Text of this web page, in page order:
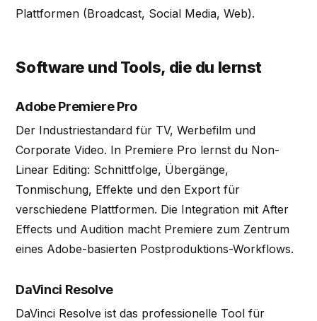
Plattformen (Broadcast, Social Media, Web).
Software und Tools, die du lernst
Adobe Premiere Pro
Der Industriestandard für TV, Werbefilm und
Corporate Video. In Premiere Pro lernst du Non-
Linear Editing: Schnittfolge, Übergänge,
Tonmischung, Effekte und den Export für
verschiedene Plattformen. Die Integration mit After
Effects und Audition macht Premiere zum Zentrum
eines Adobe-basierten Postproduktions-Workflows.
DaVinci Resolve
DaVinci Resolve ist das professionelle Tool für